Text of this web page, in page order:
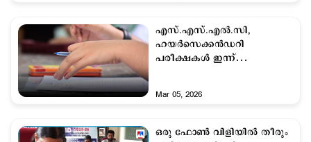
എസ്.എസ്.എല്‍.സി,
ഹയര്‍സെക്കന്‍ഡറി
പരീക്ഷകള്‍ ഇന്ന്
ലക്ഷം കുട്ടികള്‍
Mar 05, 2026
ഒരു ഫോണ്‍ വിളിയിൽ തീരും